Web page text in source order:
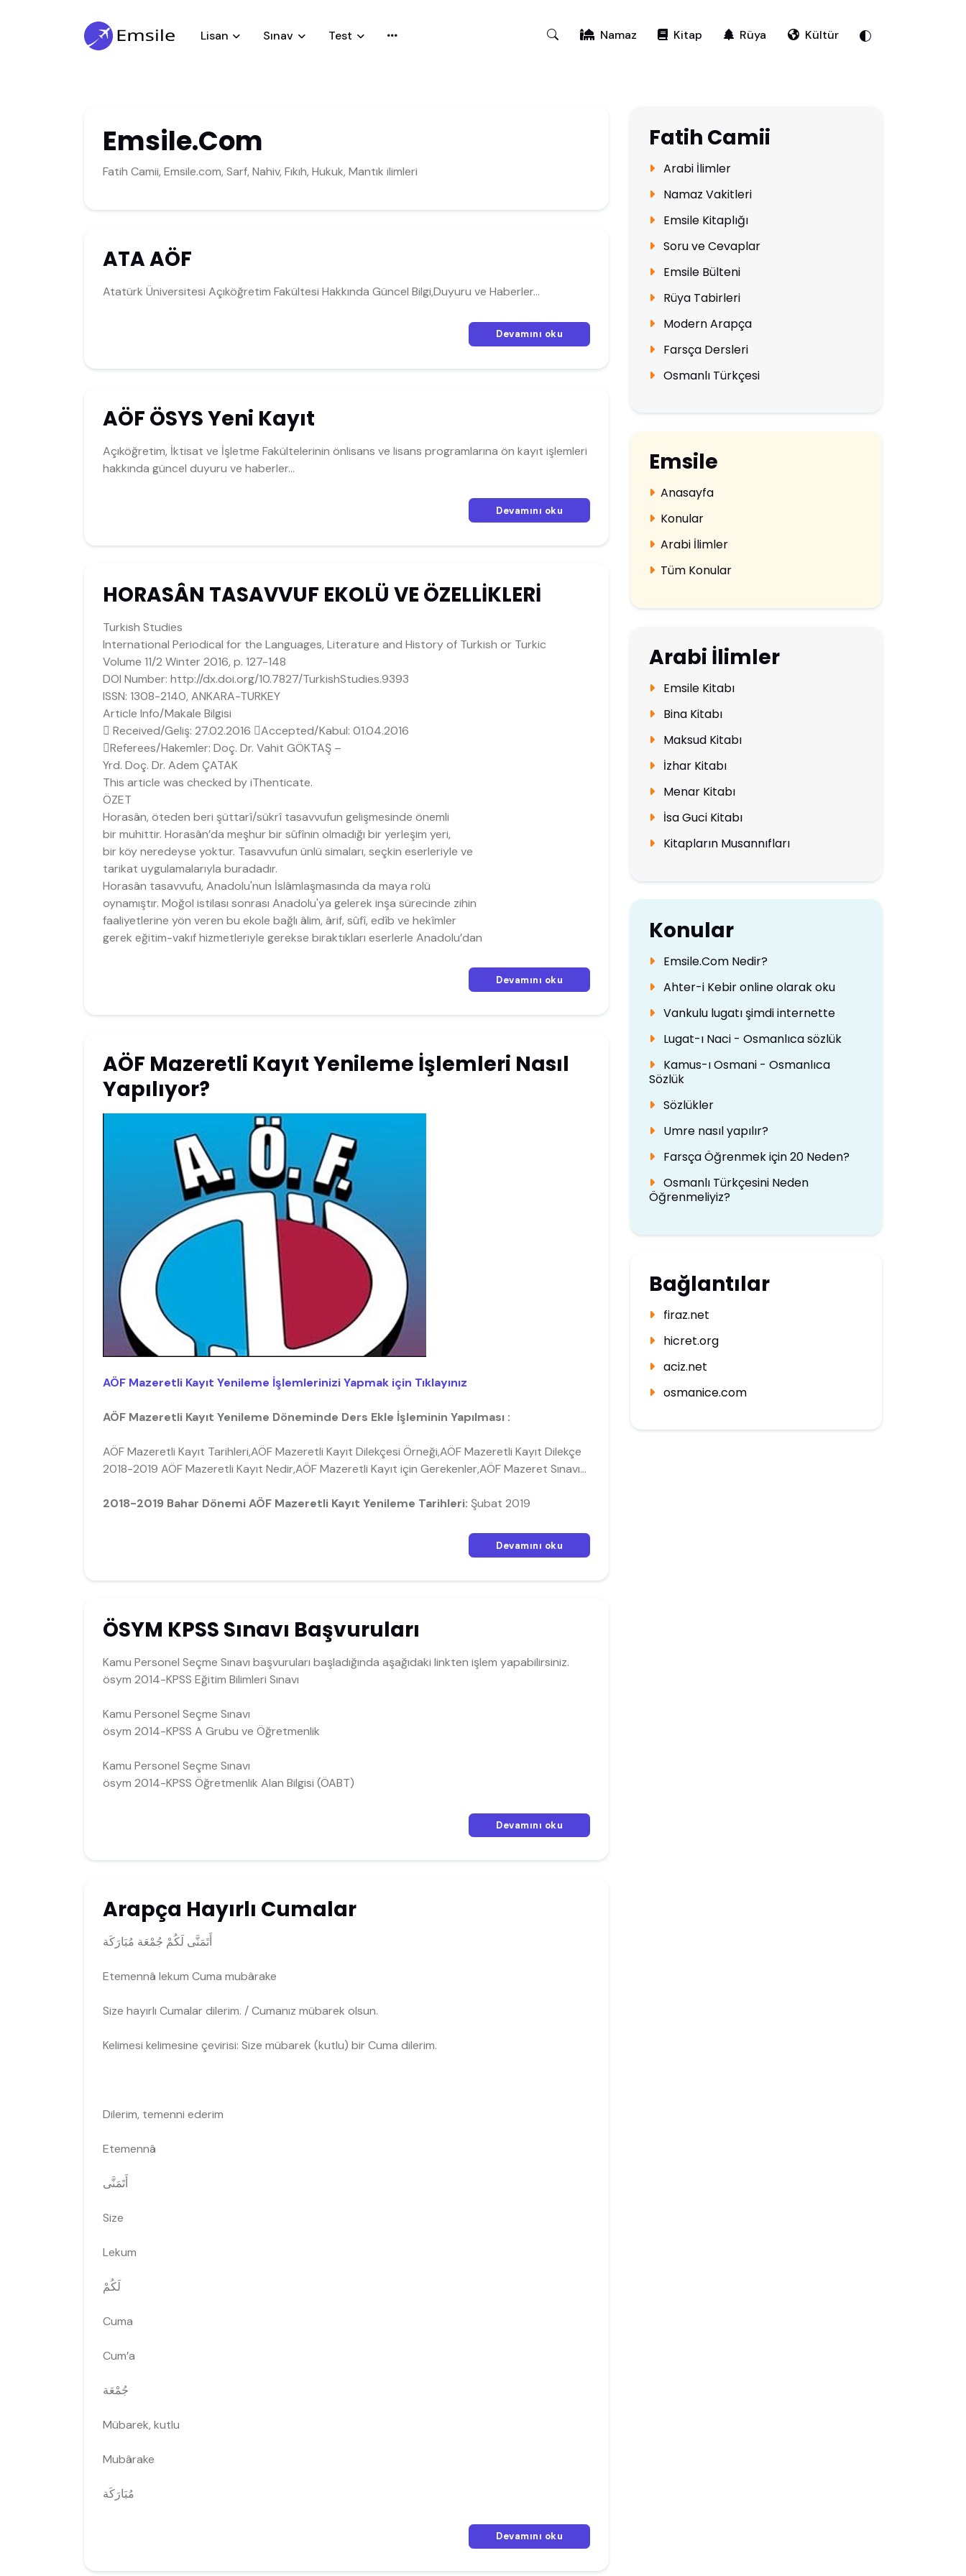
Lisan Sınav Test Namaz Kitap Rüya Kültür
Emsile.Com
Fatih Camii, Emsile.com, Sarf, Nahiv, Fıkıh, Hukuk, Mantık ilimleri
ATA AÖF
Atatürk Üniversitesi Açıköğretim Fakültesi Hakkında Güncel Bilgi,Duyuru ve Haberler...
Devamını oku
AÖF ÖSYS Yeni Kayıt
Açıköğretim, İktisat ve İşletme Fakültelerinin önlisans ve lisans programlarına ön kayıt işlemleri
hakkında güncel duyuru ve haberler...
Devamını oku
HORASÂN TASAVVUF EKOLÜ VE ÖZELLİKLERİ
Turkish Studies
International Periodical for the Languages, Literature and History of Turkish or Turkic
Volume 11/2 Winter 2016, p. 127-148
DOI Number: http://dx.doi.org/10.7827/TurkishStudies.9393
ISSN: 1308-2140, ANKARA-TURKEY
Article Info/Makale Bilgisi
 Received/Geliş: 27.02.2016 Accepted/Kabul: 01.04.2016
Referees/Hakemler: Doç. Dr. Vahit GÖKTAŞ –
Yrd. Doç. Dr. Adem ÇATAK
This article was checked by iThenticate.
ÖZET
Horasân, öteden beri şüttarî/sükrî tasavvufun gelişmesinde önemli
bir muhittir. Horasân’da meşhur bir sûfînin olmadığı bir yerleşim yeri,
bir köy neredeyse yoktur. Tasavvufun ünlü simaları, seçkin eserleriyle ve
tarikat uygulamalarıyla buradadır.
Horasân tasavvufu, Anadolu'nun İslâmlaşmasında da maya rolü
oynamıştır. Moğol istilası sonrası Anadolu'ya gelerek inşa sürecinde zihin
faaliyetlerine yön veren bu ekole bağlı âlim, ârif, sûfî, edîb ve hekîmler
gerek eğitim-vakıf hizmetleriyle gerekse bıraktıkları eserlerle Anadolu’dan
Devamını oku
AÖF Mazeretli Kayıt Yenileme İşlemleri Nasıl
Yapılıyor?
AÖF Mazeretli Kayıt Yenileme İşlemlerinizi Yapmak için Tıklayınız
AÖF Mazeretli Kayıt Yenileme Döneminde Ders Ekle İşleminin Yapılması :
AÖF Mazeretli Kayıt Tarihleri,AÖF Mazeretli Kayıt Dilekçesi Örneği,AÖF Mazeretli Kayıt Dilekçe
2018-2019 AÖF Mazeretli Kayıt Nedir,AÖF Mazeretli Kayıt için Gerekenler,AÖF Mazeret Sınavı...
2018-2019 Bahar Dönemi AÖF Mazeretli Kayıt Yenileme Tarihleri: Şubat 2019
Devamını oku
ÖSYM KPSS Sınavı Başvuruları
Kamu Personel Seçme Sınavı başvuruları başladığında aşağıdaki linkten işlem yapabilirsiniz.
ösym 2014-KPSS Eğitim Bilimleri Sınavı
Kamu Personel Seçme Sınavı
ösym 2014-KPSS A Grubu ve Öğretmenlik
Kamu Personel Seçme Sınavı
ösym 2014-KPSS Öğretmenlik Alan Bilgisi (ÖABT)
Devamını oku
Arapça Hayırlı Cumalar
أَتَمَنَّى لَكُمْ جُمْعَة مُبَارَكَة
Etemennâ lekum Cuma mubârake
Size hayırlı Cumalar dilerim. / Cumanız mübarek olsun.
Kelimesi kelimesine çevirisi: Size mübarek (kutlu) bir Cuma dilerim.
Dilerim, temenni ederim
Etemennâ
أَتَمَنَّى
Size
Lekum
لَكُمْ
Cuma
Cum’a
جُمْعَة
Mübarek, kutlu
Mubârake
مُبَارَكَة
Devamını oku
Fatih Camii
Arabi İlimler
Namaz Vakitleri
Emsile Kitaplığı
Soru ve Cevaplar
Emsile Bülteni
Rüya Tabirleri
Modern Arapça
Farsça Dersleri
Osmanlı Türkçesi
Emsile
Anasayfa
Konular
Arabi İlimler
Tüm Konular
Arabi İlimler
Emsile Kitabı
Bina Kitabı
Maksud Kitabı
İzhar Kitabı
Menar Kitabı
İsa Guci Kitabı
Kitapların Musannıfları
Konular
Emsile.Com Nedir?
Ahter-i Kebir online olarak oku
Vankulu lugatı şimdi internette
Lugat-ı Naci - Osmanlıca sözlük
Kamus-ı Osmani - Osmanlıca
Sözlük
Sözlükler
Umre nasıl yapılır?
Farsça Öğrenmek için 20 Neden?
Osmanlı Türkçesini Neden
Öğrenmeliyiz?
Bağlantılar
firaz.net
hicret.org
aciz.net
osmanice.com